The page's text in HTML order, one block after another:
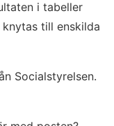
i tabeller
till enskilda
Socialstyrelsen.